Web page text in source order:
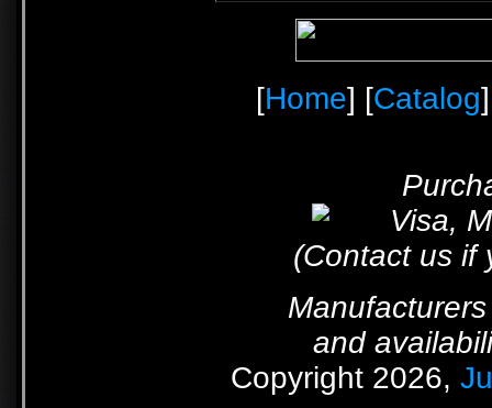
[Home] [Catalog
(Contact us if
and
Copyright 2026,